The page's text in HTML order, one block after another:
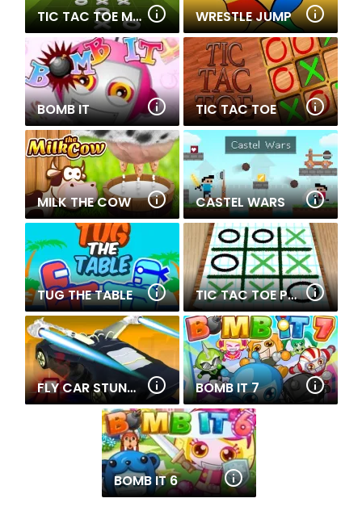
TIC TAC TOE MANIA WRESTLE JUMP
BOMB IT TIC TAC TOE
MILK THE COW CASTEL WARS
TUG THE TABLE TIC TAC TOE PAPER NOTE
FLY CAR STUNT 4 BOMB IT 7
BOMB IT 6